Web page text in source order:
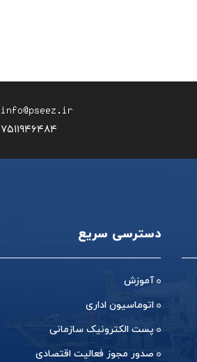
۷۵۱۱۹۴۶۴۸۴
دسترسی سریع
آموزش
اتوماسیون اداری
پست الکترونیک سازمانی
صدور مجوز فعالیت اقتصادی